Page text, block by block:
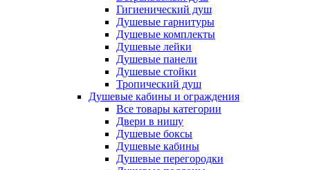
Гигиенический душ
Душевые гарнитуры
Душевые комплекты
Душевые лейки
Душевые панели
Душевые стойки
Тропический душ
Душевые кабины и ограждения
Все товары категории
Двери в нишу
Душевые боксы
Душевые кабины
Душевые перегородки